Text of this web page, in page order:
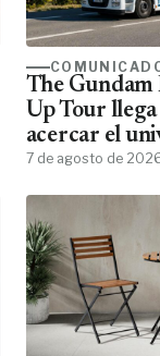
The Gundam
Up Tour llega
acercar el
todos los fans
7 de agosto de